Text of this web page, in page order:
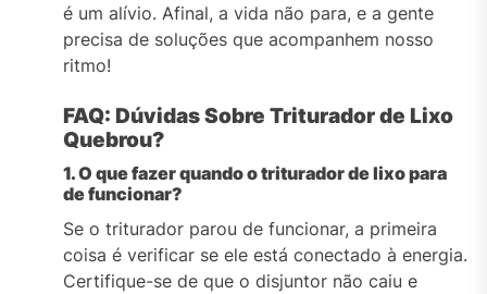
é um alívio. Afinal, a vida não para, e a gente
precisa de soluções que acompanhem nosso
ritmo!
FAQ: Dúvidas Sobre Triturador de Lixo
Quebrou?
1. O que fazer quando o triturador de lixo para
de funcionar?
Se o triturador parou de funcionar, a primeira
coisa é verificar se ele está conectado à energia.
Certifique-se de que o disjuntor não caiu e